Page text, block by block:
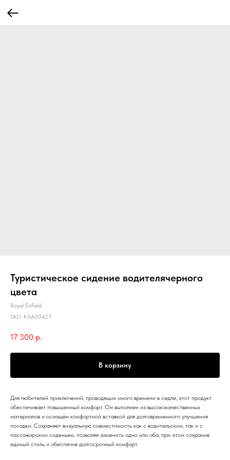
Туристическое сидение водителячерного
цвета
Royal Enfield
SKU: KXA00427
17 300 р.
В корзину
Для любителей приключений, проводящих много времени в седле, этот продукт
обеспечивает повышенный комфорт. Он выполнен из высококачественных
материалов и оснащён комфортной вставкой для долговременного улучшения
посадки. Сохраняет визуальную совместимость как с водительским, так и с
пассажирским сиденьем, позволяя заменить одно или оба, при этом сохранив
единый стиль и обеспечив долгосрочный комфорт.